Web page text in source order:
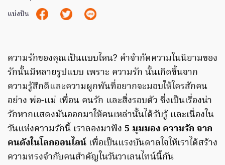
แบ่งปัน
ความรักของคุณเป็นแบบไหน? คำจำกัดความในนิยามของ
รักนั้นมีหลายรูปแบบ เพราะ ความรัก นั้นเกิดขึ้นจาก
ความรู้สึกดีและความผูกพันที่อยากจะมอบให้ใครสักคน
อย่าง พ่อ-แม่ เพื่อน คนรัก และสิ่งรอบตัว ซึ่งเป็นเรื่องน่า
รักหากแสดงมันออกมาให้คนเหล่านั้นได้รับรู้ และเนื่องใน
วันแห่งความรักนี้ เราลองมาฟัง 5 มุมมอง ความรัก จาก
คนดังในโลกออนไลน์ เพื่อเป็นแรงบันดาลใจให้เราได้สร้าง
ความทรงจำกับคนสำคัญในวันวาเลนไทน์นี้กัน